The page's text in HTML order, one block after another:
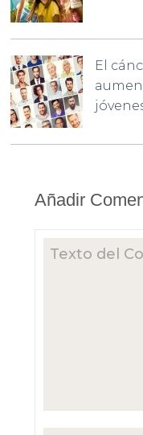
El
Añadir